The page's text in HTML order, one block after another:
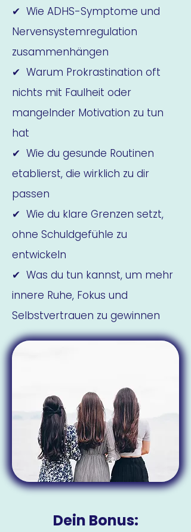
✔ Wie ADHS-Symptome und
Nervensystemregulation
zusammenhängen
✔ Warum Prokrastination oft
nichts mit Faulheit oder
mangelnder Motivation zu tun
hat
✔ Wie du gesunde Routinen
etablierst, die wirklich zu dir
passen
✔ Wie du klare Grenzen setzt,
ohne Schuldgefühle zu
entwickeln
✔ Was du tun kannst, um mehr
innere Ruhe, Fokus und
Selbstvertrauen zu gewinnen
Dein Bonus: